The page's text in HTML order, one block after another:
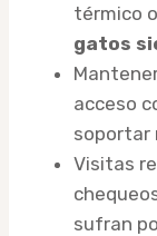
térmico
gatos
acceso
soportar
Visitas
sufran